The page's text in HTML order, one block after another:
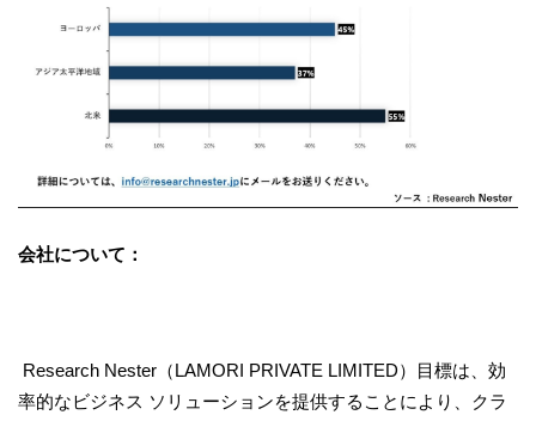
会社について：
Research Nester（LAMORI PRIVATE LIMITED）目標は、効
率的なビジネス ソリューションを提供することにより、クラ